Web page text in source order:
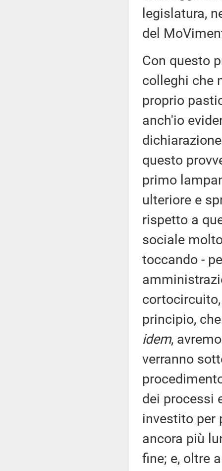
legislatura,
del
Con questo
colleghi che
proprio
anch'io
questo
primo
ulteriore e
rispetto a
sociale
toccando -
principio,
idem,
verranno
dei processi
investito per
ancora più
fine; e, oltre